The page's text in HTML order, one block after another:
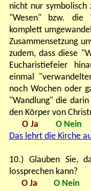
nicht nur symbolisch
"Wesen" bzw. die
komplett
Zusammensetzung
zudem, dass diese
Eucharistiefeier
einmal
noch Wochen oder
"Wandlung" die
den Körper von
O Ja
O
Das lehrt die Kirche
10.) Glauben Sie,
lossprechen kann?
O Ja
O Nein